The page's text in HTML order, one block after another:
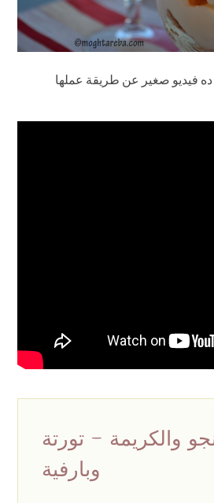
ده فيديو صغير عن طريقة عملها
والكريمة - تورتة
وبارفية